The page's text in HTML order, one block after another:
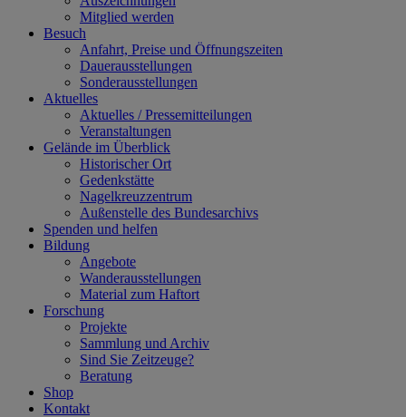
Mitglied werden
Besuch
Anfahrt, Preise und Öffnungszeiten
Dauerausstellungen
Sonderausstellungen
Aktuelles
Aktuelles / Pressemitteilungen
Veranstaltungen
Gelände im Überblick
Historischer Ort
Gedenkstätte
Nagelkreuzzentrum
Außenstelle des Bundesarchivs
Spenden und helfen
Bildung
Angebote
Wanderausstellungen
Material zum Haftort
Forschung
Projekte
Sammlung und Archiv
Sind Sie Zeitzeuge?
Beratung
Shop
Kontakt